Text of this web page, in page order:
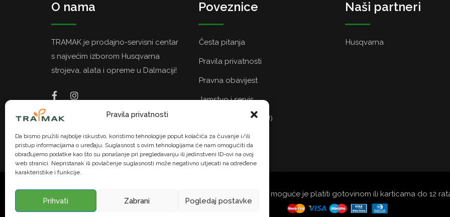
Pravila privatnosti
Da bismo pružili najbolje iskustvo, koristimo tehnologije poput kolačića za čuvanje i/ili
pristup informacijama o uređaju. Suglasnost s ovim tehnologijama će nam omogućiti da
obrađujemo podatke kao što su ponašanje pri pregledavanju ili jedinstveni ID-ovi na ovoj
web stranici. Nepristanak ili povlačenje suglasnosti može negativno utjecati na određene
karakteristike i funkcije.
Prihvati Zabrani Pogledaj postavke
O nama
TRAMAK je prodajno-servisni centar
s najvećim izborom Husqvarna
strojeva, alata i opreme u Dalmaciji!
Poveznice
Česta pitanja
Pravila privatnosti
Pravna obavijest
Jamstvo i servis
Politika kolačića (EU)
Naši partneri
Husqvarna
© TRAMAK. Sva prava pridržana. | U našoj trgovini moguće je platiti gotovinom ili karticama do 12